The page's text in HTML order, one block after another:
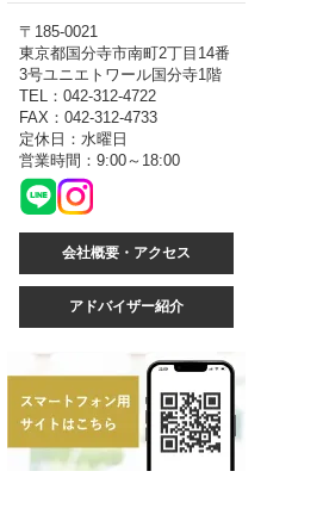
〒185-0021
東京都国分寺市南町2丁目14番
3号ユニエトワール国分寺1階
TEL：042-312-4722
FAX：042-312-4733
定休日：水曜日
営業時間：9:00～18:00
会社概要・アクセス
アドバイザー紹介